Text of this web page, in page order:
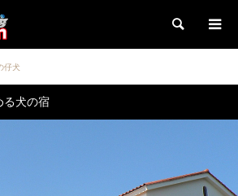
検索
仔犬
る犬の宿